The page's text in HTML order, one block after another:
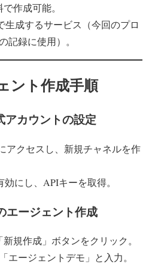
で作成可能。
生成するサービス（今回のプロ
記録に使用）。
ント作成手順
アカウントの設定
アクセスし、新規チャネルを作
にし、APIキーを取得。
エージェント作成
新規作成」ボタンをクリック。
エージェントデモ」と入力。